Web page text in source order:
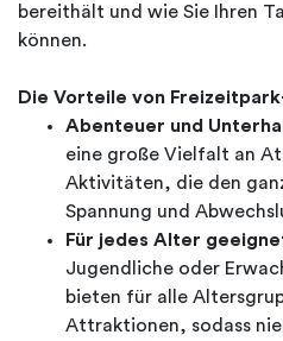
bereithält und wie Sie Ihren
können.
Die Vorteile von
Abenteuer und
eine große Vielfalt an
Aktivitäten, die den
Spannung und
Für jedes Alter
Jugendliche oder
bieten für alle
Attraktionen, sodass